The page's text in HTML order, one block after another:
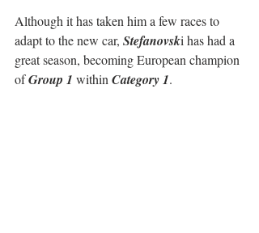
Although it has taken him a few races to
adapt to the new car, Stefanovski has had a
great season, becoming European champion
of Group 1 within Category 1.